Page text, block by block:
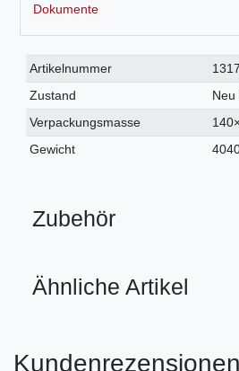
Dokumente
Technisches
Merkmal
Wert
Artikelnummer
Zustand
Neu
Verpackungsmasse
Gewicht
Zubehör
Ähnliche Artikel
Kundenrezensionen